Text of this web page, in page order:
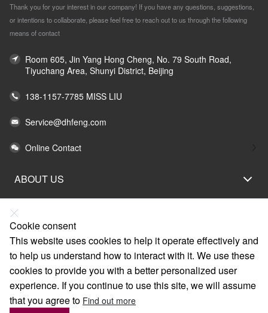
Thank you for your interest in our company! If you have any questions, suggestions,
or intentions to collaborate, please feel free to reach out to us through the following
means of contact
Room 605, Jin Yang Hong Cheng, No. 79 South Road,
Tiyuchang Area, Shunyi District, Beijing
138-1157-7785 MISS LIU
Service@dhfeng.com
Online Contact
ABOUT US
LEGAL STATEMENT
HELP
SERVICE
LINKS
Cookie consent
This website uses cookies to help it operate effectively and
to help us understand how to interact with it. We use these
cookies to provide you with a better personalized user
experience. If you continue to use this site, we will assume
that you agree to Find out more